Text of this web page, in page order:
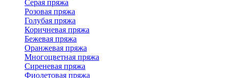
Серая пряжа
Розовая пряжа
Голубая пряжа
Коричневая пряжа
Бежевая пряжа
Оранжевая пряжа
Многоцветная пряжа
Сиреневая пряжа
Фиолетовая пряжа